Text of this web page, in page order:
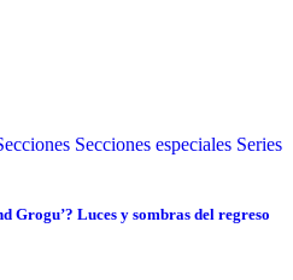
Secciones especiales Series
Grogu’? Luces y sombras del regreso